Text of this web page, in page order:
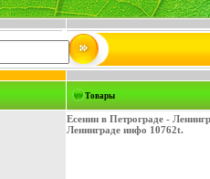
Товары
Есенин в Петрограде -
Ленинграде инфо 10762t.